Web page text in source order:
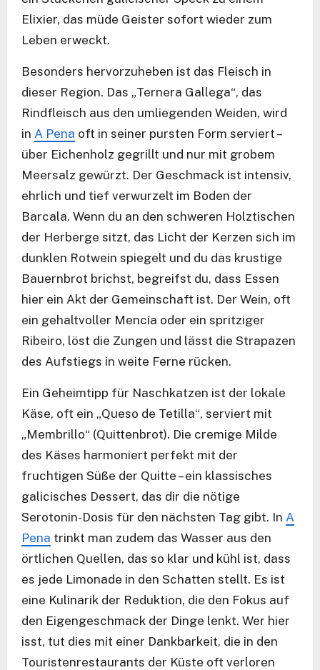
Elixier, das müde Geister sofort wieder zum
Leben erweckt.
Besonders hervorzuheben ist das Fleisch in
dieser Region. Das „Ternera Gallega“, das
Rindfleisch aus den umliegenden Weiden, wird
in A Pena oft in seiner pursten Form serviert –
über Eichenholz gegrillt und nur mit grobem
Meersalz gewürzt. Der Geschmack ist intensiv,
ehrlich und tief verwurzelt im Boden der
Barcala. Wenn du an den schweren Holztischen
der Herberge sitzt, das Licht der Kerzen sich im
dunklen Rotwein spiegelt und du das krustige
Bauernbrot brichst, begreifst du, dass Essen
hier ein Akt der Gemeinschaft ist. Der Wein, oft
ein gehaltvoller Mencía oder ein spritziger
Ribeiro, löst die Zungen und lässt die Strapazen
des Aufstiegs in weite Ferne rücken.
Ein Geheimtipp für Naschkatzen ist der lokale
Käse, oft ein „Queso de Tetilla“, serviert mit
„Membrillo“ (Quittenbrot). Die cremige Milde
des Käses harmoniert perfekt mit der
fruchtigen Süße der Quitte – ein klassisches
galicisches Dessert, das dir die nötige
Serotonin-Dosis für den nächsten Tag gibt. In A
Pena trinkt man zudem das Wasser aus den
örtlichen Quellen, das so klar und kühl ist, dass
es jede Limonade in den Schatten stellt. Es ist
eine Kulinarik der Reduktion, die den Fokus auf
den Eigengeschmack der Dinge lenkt. Wer hier
isst, tut dies mit einer Dankbarkeit, die in den
Touristenrestaurants der Küste oft verloren